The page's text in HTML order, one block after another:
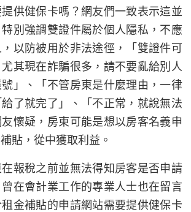
供健保卡嗎？網友們一致表示這並
別強調雙證件屬於個人隱私，不應
以防被用於非法途徑，「雙證件可
其現在詐騙很多，請不要亂給別人
」、「不管房東是什麼理由，一律
了就完了」、「不正常，就說無法
懷疑，房東可能是想以房客名義申
貼，從中獲取利益。
報稅之前並無法得知房客是否申請
在會計業工作的專業人士也在留言
金補貼的申請網站需要提供健保卡